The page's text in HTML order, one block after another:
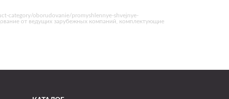
category/oborudovanie/promyshlennye-shvejnye-
от ведущих зарубежных компаний, комплектующие